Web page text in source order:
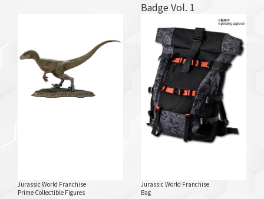
Badge Vol. 1
Jurassic World Franchise
Prime Collectible Figures
Jurassic World Franchise
Bag